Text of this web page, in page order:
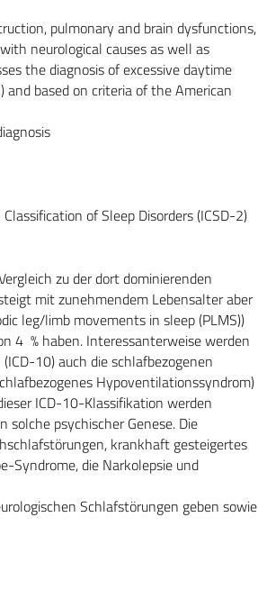
pulmonary and brain dysfunctions,
neurological causes as well as
the diagnosis of excessive daytime
and based on criteria of the American
of Sleep Disorders (ICSD-2)
zu der dort dominierenden
mit zunehmendem Lebensalter aber
leg/limb movements in sleep (PLMS))
4 % haben. Interessanterweise werden
10) auch die schlafbezogenen
Hypoventilationssyndrom)
ICD-10-Klassifikation werden
psychischer Genese. Die
krankhaft gesteigertes
Syndrome, die Narkolepsie und
Schlafstörungen geben sowie